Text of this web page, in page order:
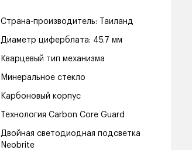
Страна-производитель: Таиланд
Диаметр циферблата: 45.7 мм
Кварцевый тип механизма
Минеральное стекло
Карбоновый корпус
Технология Carbon Core Guard
Двойная светодиодная подсветка
Neobrite